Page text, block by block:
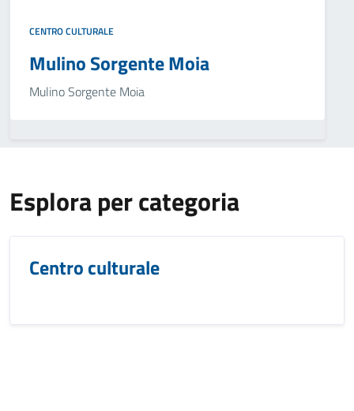
CENTRO CULTURALE
Mulino Sorgente Moia
Mulino Sorgente Moia
Esplora per categoria
Centro culturale